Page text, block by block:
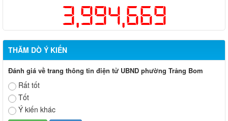
3,994,669
THĂM DÒ Ý KIẾN
Đánh giá về trang thông tin điện tử UBND phường Trảng Bom
Rất tốt
Tốt
Ý kiến khác